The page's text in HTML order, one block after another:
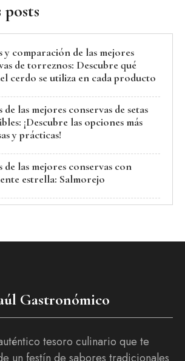
y comparación de las mejores
de torreznos: Descubre qué
cerdo se utiliza en cada producto
de las mejores conservas de setas
¡Descubre las opciones más
y prácticas!
de las mejores conservas con
estrella: Salmorejo
Gastronómico
tesoro culinario que te